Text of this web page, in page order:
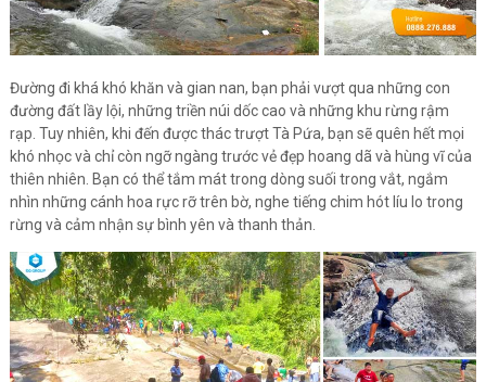
Đường đi khá khó khăn và gian nan, bạn phải vượt qua những con
đường đất lầy lội, những triền núi dốc cao và những khu rừng rậm
rạp. Tuy nhiên, khi đến được thác trượt Tà Pứa, bạn sẽ quên hết mọi
khó nhọc và chỉ còn ngỡ ngàng trước vẻ đẹp hoang dã và hùng vĩ của
thiên nhiên. Bạn có thể tắm mát trong dòng suối trong vắt, ngắm
nhìn những cánh hoa rực rỡ trên bờ, nghe tiếng chim hót líu lo trong
rừng và cảm nhận sự bình yên và thanh thản.